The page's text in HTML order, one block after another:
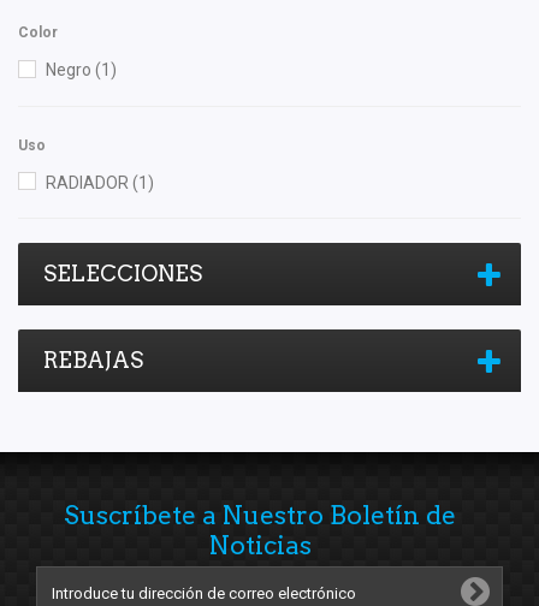
Color
Negro (1)
Uso
RADIADOR (1)
SELECCIONES
REBAJAS
Suscríbete a Nuestro Boletín de
Noticias